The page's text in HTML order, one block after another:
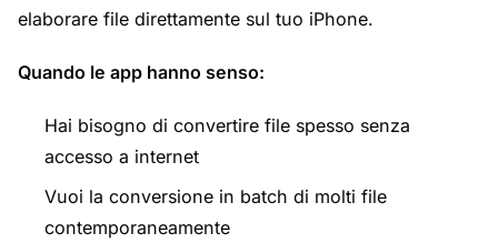
elaborare file direttamente sul tuo iPhone.
Quando le app hanno senso:
Hai bisogno di convertire file spesso senza
accesso a internet
Vuoi la conversione in batch di molti file
contemporaneamente